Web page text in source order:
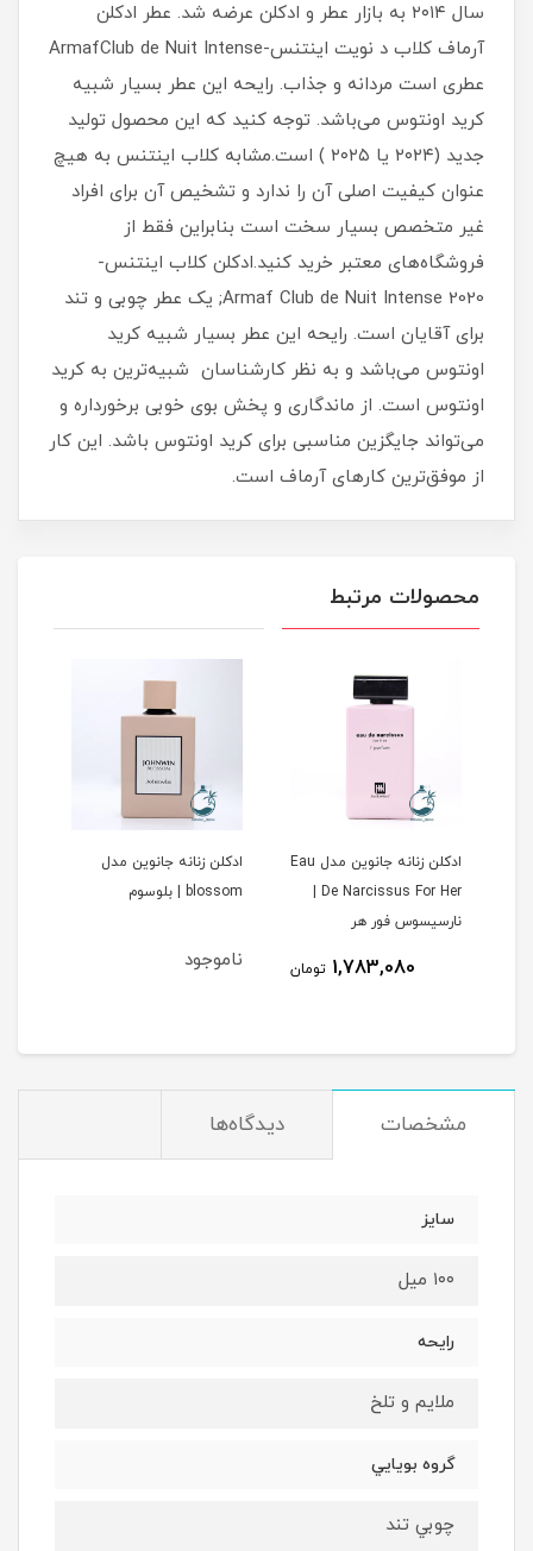
سال ۲۰۱۴ به بازار عطر و ادکلن عرضه شد. عطر ادکلن
آرماف کلاب د نویت اینتنس-ArmafClub de Nuit Intense
عطری است مردانه و جذاب. رایحه این عطر بسیار شبیه
کرید اونتوس می‌باشد. توجه کنید که این محصول تولید
جدید (۲۰۲۴ یا ۲۰۲۵ ) است.مشابه کلاب اینتنس به هیچ
عنوان کیفیت اصلی آن را ندارد و تشخیص آن برای افراد
غیر متخصص بسیار سخت است بنابراین فقط از
فروشگاه‌های معتبر خرید کنید.ادکلن کلاب اینتنس-
Armaf Club de Nuit Intense 2020; یک عطر چوبی و تند
برای آقایان است. رایحه این عطر بسیار شبیه کرید
اونتوس می‌باشد و به نظر کارشناسان شبیه‌ترین به کرید
اونتوس است. از ماندگاری و پخش بوی خوبی برخورداره و
می‌تواند جایگزین مناسبی برای کرید اونتوس باشد. این کار
از موفق‌ترین کارهای آرماف است.
محصولات مرتبط
ادکلن زنانه جانوین مدل Eau
نارسیسوس فور هر
1,783,080 تومان
ادکلن زنانه جانوین مدل
blossom | بلوسوم
ناموجود
مشخصات دیدگاه‌ها
سايز
١٠٠ ميل
رايحه
ملايم و تلخ
گروه بويايي
چوبي تند